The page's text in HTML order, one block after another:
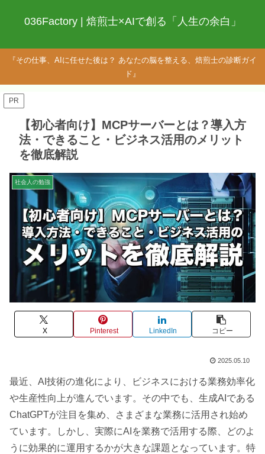
036Factory | 焙煎士×AIで創る「人生の余白」
『その仕事、AIに任せた後は？ あなたの脳を整える、焙煎士の診断ガイ
ド』
PR
【初心者向け】MCPサーバーとは？導入方
法・できること・ビジネス活用のメリット
を徹底解説
社会人の勉強
X Pinterest LinkedIn コピー
2025.05.10
最近、AI技術の進化により、ビジネスにおける業務効率化
や生産性向上が進んでいます。その中でも、生成AIである
ChatGPTが注目を集め、さまざまな業務に活用され始め
ています。しかし、実際にAIを業務で活用する際、どのよ
うに効果的に運用するかが大きな課題となっています。特